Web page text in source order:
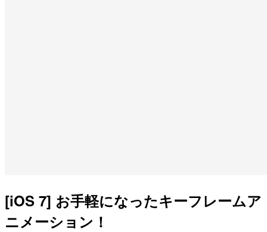
[iOS 7] お手軽になったキーフレームア
ニメーション！